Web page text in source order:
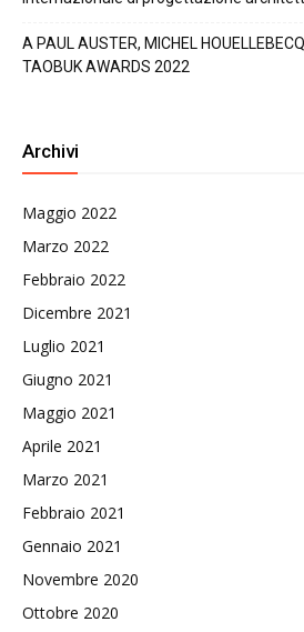
A PAUL AUSTER, MICHEL HOUELLEBECQ
TAOBUK AWARDS 2022
Archivi
Maggio 2022
Marzo 2022
Febbraio 2022
Dicembre 2021
Luglio 2021
Giugno 2021
Maggio 2021
Aprile 2021
Marzo 2021
Febbraio 2021
Gennaio 2021
Novembre 2020
Ottobre 2020